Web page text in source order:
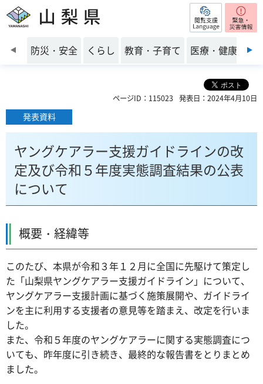
山梨県 閲覧支援
前のスライドを表示
防災・安全 くらし 教育・子育て 医療・健康・福
ページID：115023 発表日：2024年4月10日
発表資料
ヤングケアラー支援ガイドラインの改
定及び令和５年度実態調査結果の公表
について
概要・経緯等
このたび、本県が令和３年１２月に全国に先駆けて策定し
た「山梨県ヤングケアラー支援ガイドライン」について、
ヤングケアラー支援計画に基づく施策展開や、ガイドライ
ンを主に利用する支援者の意見等を踏まえ、改定を行いま
した。
また、令和５年度のヤングケアラーに関する実態調査につ
いても、昨年度に引き続き、最終的な報告書をとりまとめ
ました。